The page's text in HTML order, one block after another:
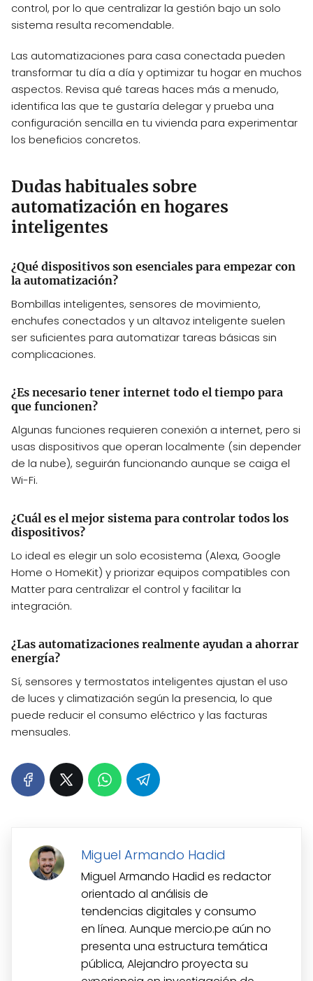
control, por lo que centralizar la gestión bajo un solo
sistema resulta recomendable.
Las automatizaciones para casa conectada pueden
transformar tu día a día y optimizar tu hogar en muchos
aspectos. Revisa qué tareas haces más a menudo,
identifica las que te gustaría delegar y prueba una
configuración sencilla en tu vivienda para experimentar
los beneficios concretos.
Dudas habituales sobre
automatización en hogares
inteligentes
¿Qué dispositivos son esenciales para empezar con
la automatización?
Bombillas inteligentes, sensores de movimiento,
enchufes conectados y un altavoz inteligente suelen
ser suficientes para automatizar tareas básicas sin
complicaciones.
¿Es necesario tener internet todo el tiempo para
que funcionen?
Algunas funciones requieren conexión a internet, pero si
usas dispositivos que operan localmente (sin depender
de la nube), seguirán funcionando aunque se caiga el
Wi-Fi.
¿Cuál es el mejor sistema para controlar todos los
dispositivos?
Lo ideal es elegir un solo ecosistema (Alexa, Google
Home o HomeKit) y priorizar equipos compatibles con
Matter para centralizar el control y facilitar la
integración.
¿Las automatizaciones realmente ayudan a ahorrar
energía?
Sí, sensores y termostatos inteligentes ajustan el uso
de luces y climatización según la presencia, lo que
puede reducir el consumo eléctrico y las facturas
mensuales.
Miguel Armando Hadid
Miguel Armando Hadid es redactor
orientado al análisis de
tendencias digitales y consumo
en línea. Aunque mercio.pe aún no
presenta una estructura temática
pública, Alejandro proyecta su